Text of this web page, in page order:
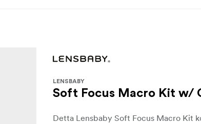
LENSBABY
Soft Focus Macro Kit w/
Detta Lensbaby Soft Focus Macro Kit